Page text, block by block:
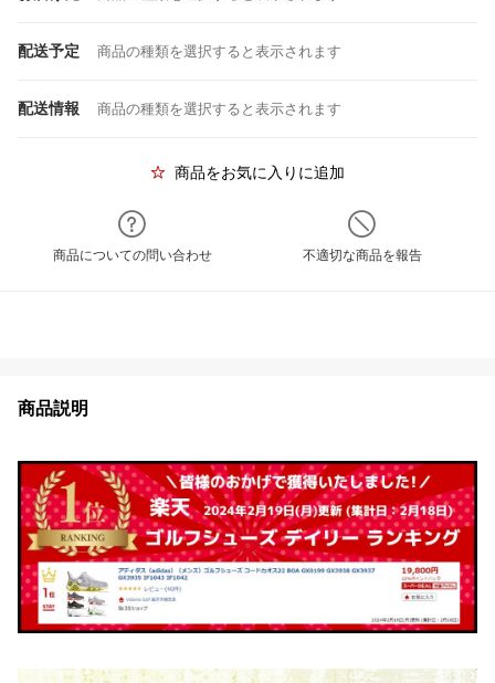
配送予定 商品の種類を選択すると表示されます
配送情報 商品の種類を選択すると表示されます
商品をお気に入りに追加
商品についての問い合わせ 不適切な商品を報告
商品説明